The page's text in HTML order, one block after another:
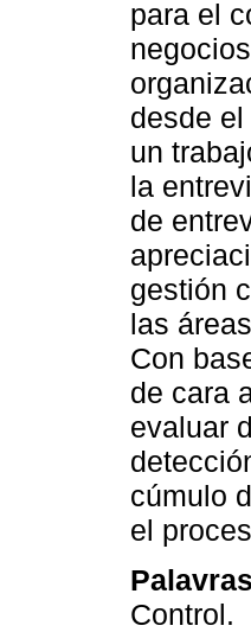
para el
desde
un
la
de
gestión
las
Con
de cara
evaluar
cúmulo
el
Control.